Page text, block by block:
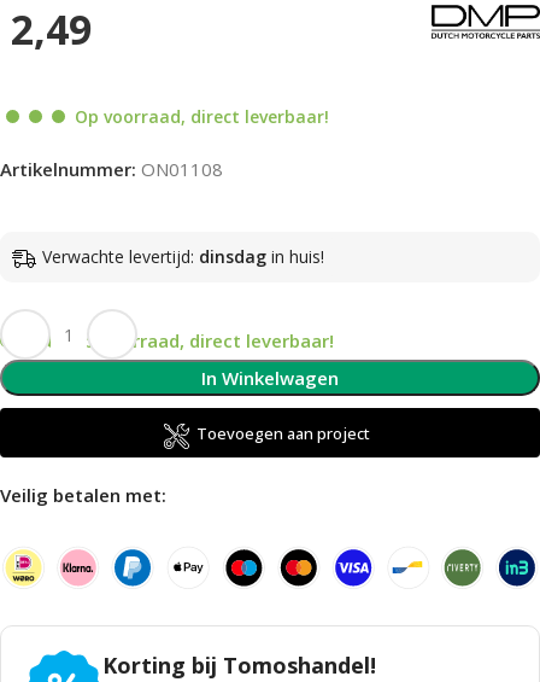
2,49
Op voorraad, direct leverbaar!
Artikelnummer: ON01108
Verwachte levertijd: dinsdag in huis!
Op voorraad, direct leverbaar!
In Winkelwagen
Toevoegen aan project
Veilig betalen met:
Korting bij Tomoshandel!